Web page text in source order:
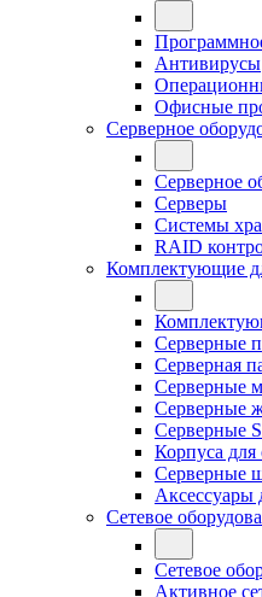
Антивирусы
Офисные
Серверное
Серверное
Серверы
Системы
RAID
Комплектующие
Серверные
Серверная
Серверные
Серверные
Серверные
Корпуса для
Серверные
Аксессуары
Сетевое
Сетевое
Активное